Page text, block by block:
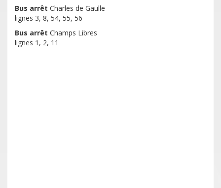
Bus arrêt Charles de Gaulle
lignes 3, 8, 54, 55, 56
Bus arrêt Champs Libres
lignes 1, 2, 11